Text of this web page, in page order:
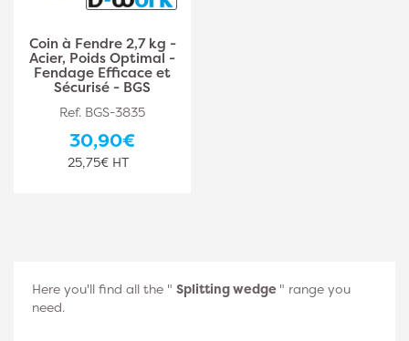
Coin à Fendre 2,7 kg -
Acier, Poids Optimal -
Fendage Efficace et
Sécurisé - BGS
Ref. BGS-3835
30,90€
25,75€ HT
Here you'll find all the " Splitting wedge " range you
need.